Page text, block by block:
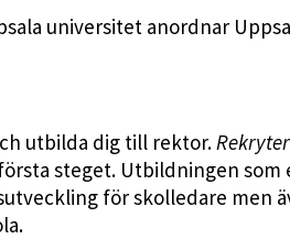
universitet anordnar
utbilda dig till rektor.
steget. Utbildningen som
för skolledare men